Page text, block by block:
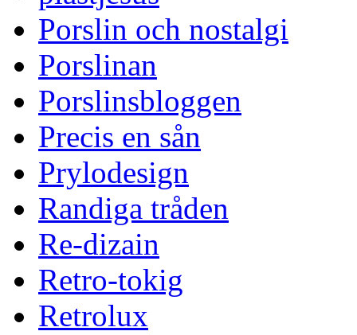
Porslin och nostalgi
Porslinan
Porslinsbloggen
Precis en sån
Prylodesign
Randiga tråden
Re-dizain
Retro-tokig
Retrolux